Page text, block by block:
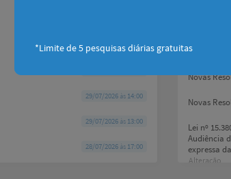
29/07/2026às 16:00
29/07/2026 às 14:00
29/07/2026 às 13:00
28/07/2026 às 17:00
Novas
Novas
Lei nº
Audiência
expressa
Alteração
*Limite de 5 pesquisas diárias gratuitas